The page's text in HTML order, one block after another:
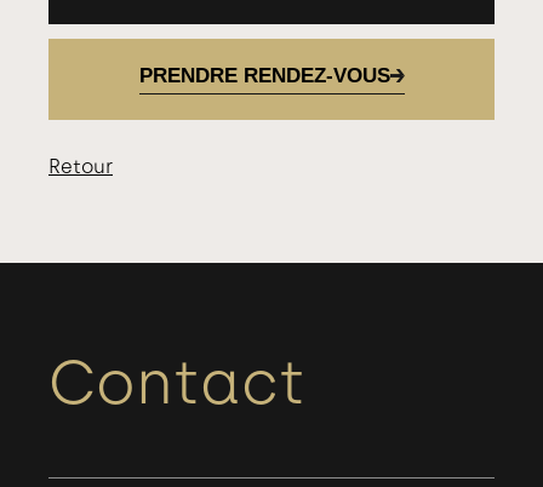
PRENDRE RENDEZ-VOUS
Retour
Contact